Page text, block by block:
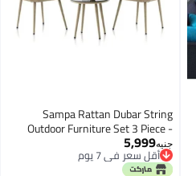
Sampa Rattan Dubar String
Outdoor Furniture Set 3 Piece -
Beige And White
جنيه5,999
أقل سعر في 7 يوم
أقل سعر في 7 يوم